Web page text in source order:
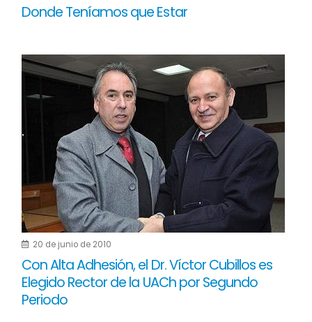
Donde Teníamos que Estar
20 de junio de 2010
Con Alta Adhesión, el Dr. Víctor Cubillos es
Elegido Rector de la UACh por Segundo
Periodo